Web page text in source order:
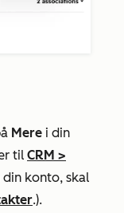
Mere i din
til CRM >
din konto, skal
.).